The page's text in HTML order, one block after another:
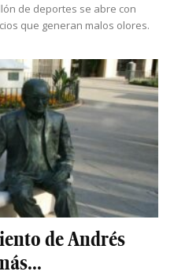
de deportes se abre con
que generan malos olores.
de Andrés